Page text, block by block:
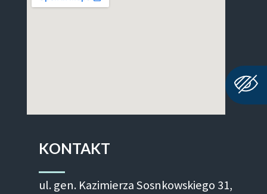
KONTAKT
ul. gen. Kazimierza Sosnkowskiego 31,